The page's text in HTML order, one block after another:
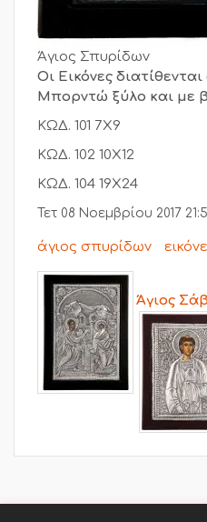
Άγιος Σπυρίδων
Οι Εικόνες
Μπορντώ ξύλο και με
ΚΩΔ. 101 7Χ9
ΚΩΔ. 102 10Χ12
ΚΩΔ. 104 19Χ24
Τετ 08 Νοεμβρίου 2017
άγιος σπυρίδων
Άγιος